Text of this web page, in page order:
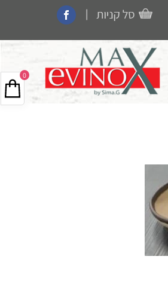
|
0